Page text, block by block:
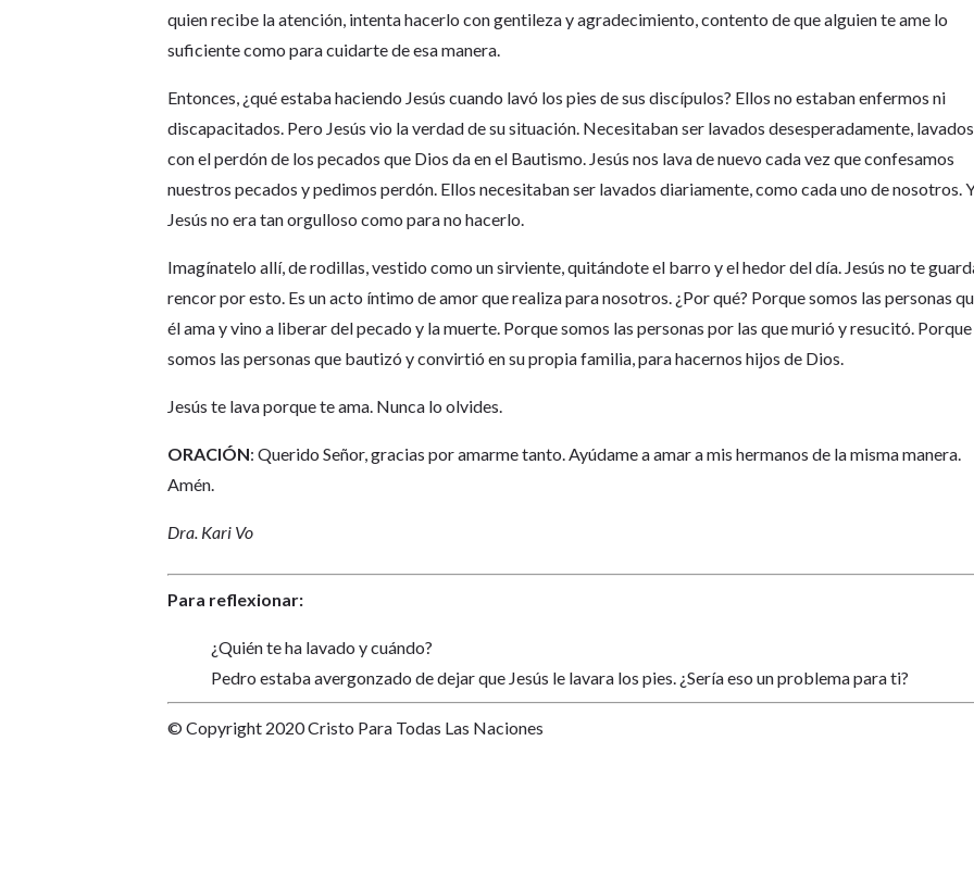
quien recibe la atención, intenta hacerlo con gentileza y agradecimiento, contento de que alguien te ame lo
suficiente como para cuidarte de esa manera.
Entonces, ¿qué estaba haciendo Jesús cuando lavó los pies de sus discípulos? Ellos no estaban enfermos ni
discapacitados. Pero Jesús vio la verdad de su situación. Necesitaban ser lavados desesperadamente, lavados
con el perdón de los pecados que Dios da en el Bautismo. Jesús nos lava de nuevo cada vez que confesamos
nuestros pecados y pedimos perdón. Ellos necesitaban ser lavados diariamente, como cada uno de nosotros.
Jesús no era tan orgulloso como para no hacerlo.
Imagínatelo allí, de rodillas, vestido como un sirviente, quitándote el barro y el hedor del día. Jesús no te
rencor por esto. Es un acto íntimo de amor que realiza para nosotros. ¿Por qué? Porque somos las personas
él ama y vino a liberar del pecado y la muerte. Porque somos las personas por las que murió y resucitó. Porque
somos las personas que bautizó y convirtió en su propia familia, para hacernos hijos de Dios.
Jesús te lava porque te ama. Nunca lo olvides.
ORACIÓN: Querido Señor, gracias por amarme tanto. Ayúdame a amar a mis hermanos de la misma manera.
Amén.
Dra. Kari Vo
Para reflexionar:
¿Quién te ha lavado y cuándo?
Pedro estaba avergonzado de dejar que Jesús le lavara los pies. ¿Sería eso un problema para ti?
© Copyright 2020 Cristo Para Todas Las Naciones